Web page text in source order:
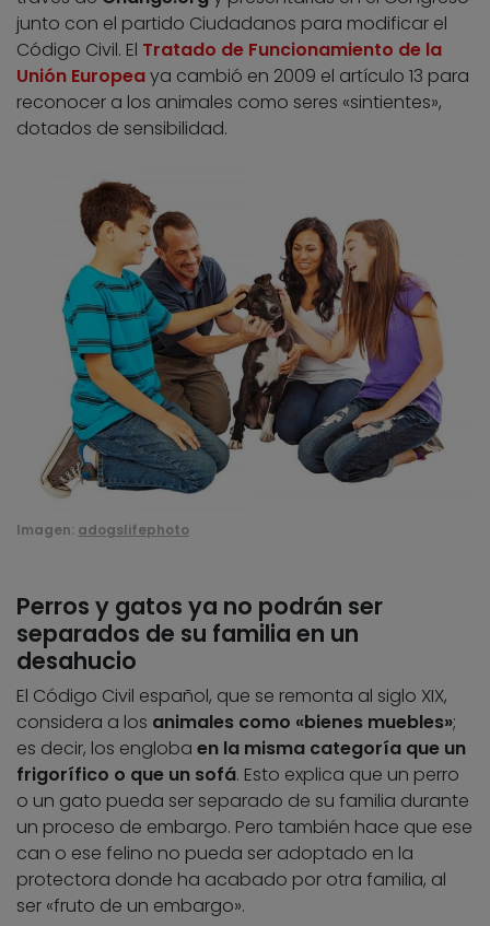
junto con el partido Ciudadanos para modificar el
Código Civil. El Tratado de Funcionamiento de la
Unión Europeaya cambió en 2009 el artículo 13 para
reconocer a los animales como seres «sintientes»,
dotados de sensibilidad.
Imagen: adogslifephoto
Perros y gatos ya no podrán ser
separados de su familia en un
desahucio
El Código Civil español, que se remonta al siglo XIX,
considera a los animales como «bienes muebles»;
es decir, los engloba en la misma categoría que un
frigorífico o que un sofá. Esto explica que un perro
o un gato pueda ser separado de su familia durante
un proceso de embargo. Pero también hace que ese
can o ese felino no pueda ser adoptado en la
protectora donde ha acabado por otra familia, al
ser «fruto de un embargo».